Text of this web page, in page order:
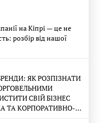
на Кіпрі — це не
розбір від нашої
ЯК РОЗПІЗНАТИ
СВІЙ БІЗНЕС
ТА КОРПОРАТИВНО-